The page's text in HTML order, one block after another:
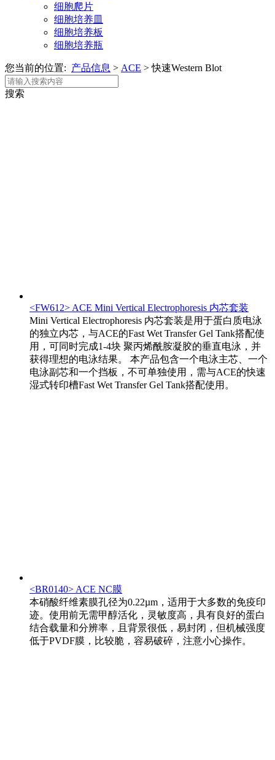
细胞爬片
细胞培养皿
细胞培养板
细胞培养瓶
您当前的位置: 产品信息 > ACE >快速Western Blot
搜索
<FW612> ACE Mini Vertical Electrophoresis 内芯套装
Mini Vertical Electrophoresis 内芯套装是用于蛋白质电泳
的独立内芯，与ACE的Fast Wet Transfer Gel Tank搭配使
用，可同时完成1-4块 聚丙烯酰胺凝胶的垂直电泳，并
获得理想的电泳结果。 本产品包含一个电泳主芯、一个
电泳副芯和一个挡板，不可单独使用，需与ACE的快速
湿式转印槽Fast Wet Transfer Gel Tank搭配使用。
<BR0140> ACE NC膜
本硝酸纤维素膜孔径为0.22µm，适用于大多数的免疫印
迹。使用前无需甲醇活化，灵敏度高，具有良好的蛋白
结合载量和分辨率，且背景很低，易封闭，但机械强度
低于PVDF膜，比较脆，容易破碎，注意小心操作。